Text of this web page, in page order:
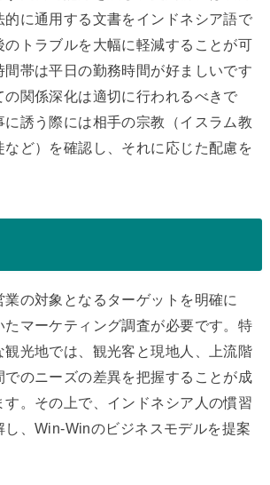
的に通用する文書をインドネシア語で
のトラブルを大幅に軽減することが可
間帯は平日の勤務時間が好ましいです
の関係深化は適切に行われるべきで
に誘う際には相手の宗教（イスラム教
など）を確認し、それに応じた配慮を
業の対象となるターゲットを明確に
たマーケティング調査が必要です。特
観光地では、観光客と現地人、上流階
でのニーズの差異を把握することが成
す。その上で、インドネシア人の慣習
し、Win-Winのビジネスモデルを提案